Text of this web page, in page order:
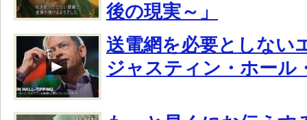
後の現実～」
送電網を必要としない
ジャスティン・ホール